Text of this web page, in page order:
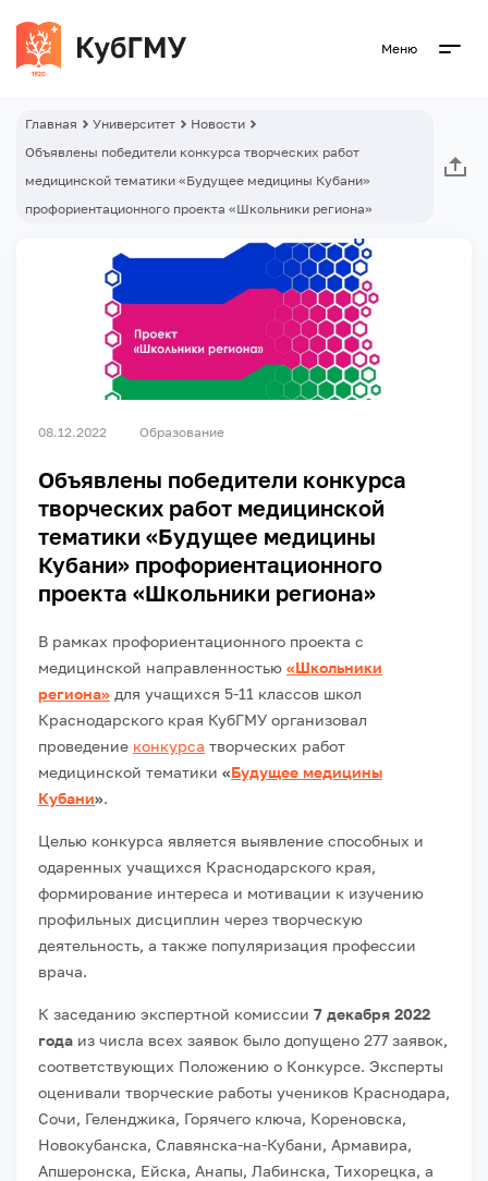
Меню
Главная Университет
Новости
Объявлены победители конкурса творческих работ
медицинской тематики «Будущее медицины Кубани»
профориентационного проекта «Школьники региона»
08.12.2022 Образование
Объявлены победители конкурса
творческих работ медицинской
тематики «Будущее медицины
Кубани» профориентационного
проекта «Школьники региона»
В рамках профориентационного проекта с
медицинской направленностью «Школьники
региона» для учащихся 5-11 классов школ
Краснодарского края КубГМУ организовал
проведение конкурса творческих работ
медицинской тематики «Будущее медицины
Кубани».
Целью конкурса является выявление способных и
одаренных учащихся Краснодарского края,
формирование интереса и мотивации к изучению
профильных дисциплин через творческую
деятельность, а также популяризация профессии
врача.
К заседанию экспертной комиссии 7 декабря 2022
года из числа всех заявок было допущено 277 заявок,
соответствующих Положению о Конкурсе. Эксперты
оценивали творческие работы учеников Краснодара,
Сочи, Геленджика, Горячего ключа, Кореновска,
Новокубанска, Славянска-на-Кубани, Армавира,
Апшеронска, Ейска, Анапы, Лабинска, Тихорецка, а